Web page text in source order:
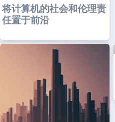
将计算机的社会和伦理责
任置于前沿